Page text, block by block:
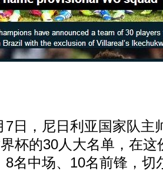
，尼日利亚国家队主
杯的30人大名单，在这
8名中场、10名前锋，切